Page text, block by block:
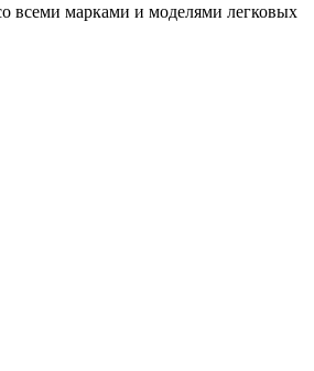
всеми марками и моделями легковых